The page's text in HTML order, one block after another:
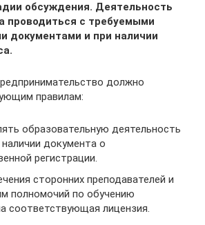
обсуждения. Деятельность
проводиться с требуемыми
документами и при наличии
должно
правилам:
образовательную деятельность
документа о
регистрации.
сторонних преподавателей и
полномочий по обучению
соответствующая лицензия.